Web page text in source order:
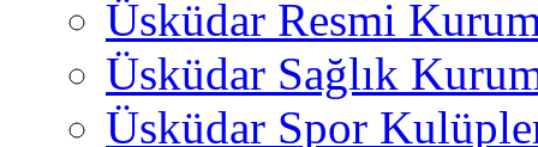
Üsküdar Resmi
Üsküdar Sağlık
Üsküdar Spor